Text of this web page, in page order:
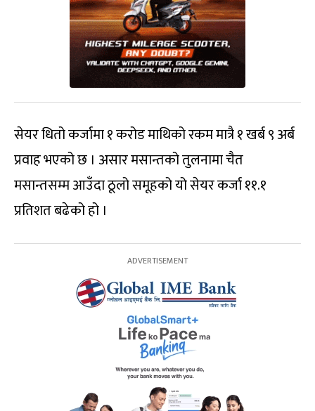
सेयर धितो कर्जामा १ करोड माथिको रकम मात्रै १ खर्ब ९ अर्ब
प्रवाह भएको छ । असार मसान्तको तुलनामा चैत
मसान्तसम्म आउँदा ठूलो समूहको यो सेयर कर्जा ११.१
प्रतिशत बढेको हो ।